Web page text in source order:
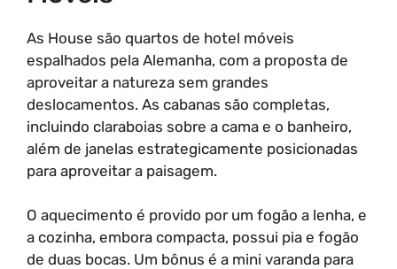
As House são quartos de hotel móveis
espalhados pela Alemanha, com a proposta de
aproveitar a natureza sem grandes
deslocamentos. As cabanas são completas,
incluindo claraboias sobre a cama e o banheiro,
além de janelas estrategicamente posicionadas
para aproveitar a paisagem.
O aquecimento é provido por um fogão a lenha, e
a cozinha, embora compacta, possui pia e fogão
de duas bocas. Um bônus é a mini varanda para